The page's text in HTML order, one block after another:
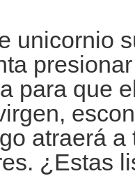
unicornio
para que
atraerá
¿Estas